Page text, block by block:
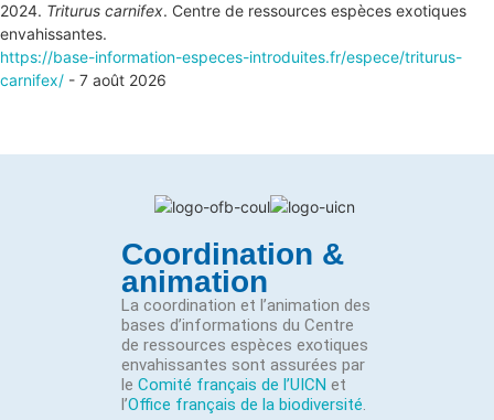
2024. Triturus carnifex. Centre de ressources espèces exotiques
envahissantes.
https://base-information-especes-introduites.fr/espece/triturus-
carnifex/ - 7 août 2026
Coordination &
animation
La coordination et l’animation des
bases d’informations du Centre
de ressources espèces exotiques
envahissantes sont assurées par
le Comité français de l’UICN et
l’Office français de la biodiversité.